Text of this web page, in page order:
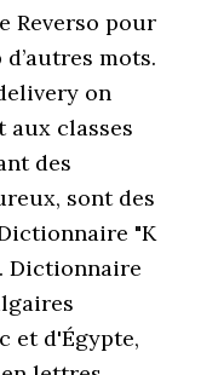
Reverso pour
mots.
on
classes
des
sont des
"K
Dictionnaire
et d'Égypte,